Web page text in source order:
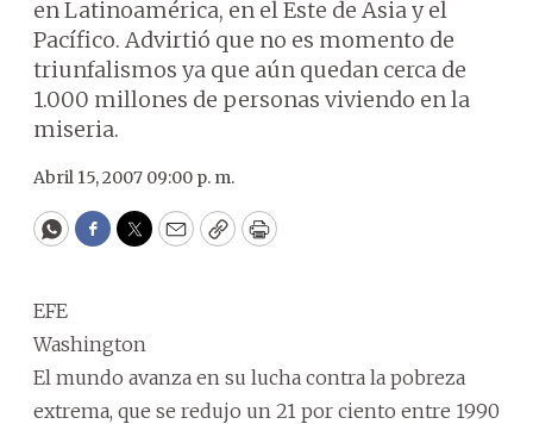
en Latinoamérica, en el Este de Asia y el
Pacífico. Advirtió que no es momento de
triunfalismos ya que aún quedan cerca de
1.000 millones de personas viviendo en la
miseria.
Abril 15, 2007 09:00 p. m.
WhatsApp
Facebook
Twitter
EmailCopyPrint
EFE
Washington
El mundo avanza en su lucha contra la pobreza
extrema, que se redujo un 21 por ciento entre 1990